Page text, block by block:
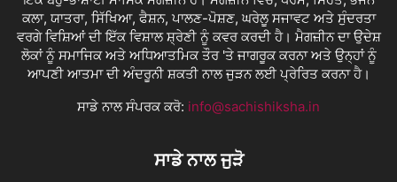
ਕਲਾ, ਯਾਤਰਾ, ਸਿੱਖਿਆ, ਫੈਸ਼ਨ, ਪਾਲਣ-ਪੋਸ਼ਣ, ਘਰੇਲੂ ਸਜਾਵਟ ਅਤੇ ਸੁੰਦਰਤਾ
ਵਰਗੇ ਵਿਸ਼ਿਆਂ ਦੀ ਇੱਕ ਵਿਸ਼ਾਲ ਸ਼੍ਰੇਣੀ ਨੂੰ ਕਵਰ ਕਰਦੀ ਹੈ। ਮੈਗਜ਼ੀਨ ਦਾ ਉਦੇਸ਼
ਲੋਕਾਂ ਨੂੰ ਸਮਾਜਿਕ ਅਤੇ ਅਧਿਆਤਮਿਕ ਤੌਰ 'ਤੇ ਜਾਗਰੂਕ ਕਰਨਾ ਅਤੇ ਉਨ੍ਹਾਂ ਨੂੰ
ਆਪਣੀ ਆਤਮਾ ਦੀ ਅੰਦਰੂਨੀ ਸ਼ਕਤੀ ਨਾਲ ਜੁੜਨ ਲਈ ਪ੍ਰੇਰਿਤ ਕਰਨਾ ਹੈ।
ਸਾਡੇ ਨਾਲ ਸੰਪਰਕ ਕਰੋ: info@sachishiksha.in
ਸਾਡੇ ਨਾਲ ਜੁੜੋ